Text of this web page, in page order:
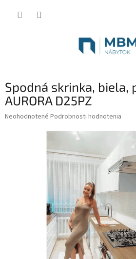
Spodná skrinka, biela,
AURORA D25PZ
Priemerné
Neohodnotené Podrobnosti hodnotenia